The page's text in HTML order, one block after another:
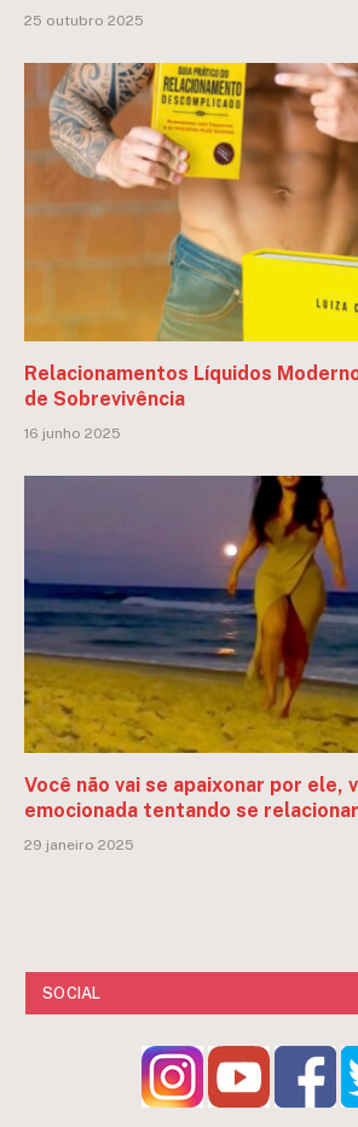
25 outubro 2025
Relacionamentos Líquidos
de Sobrevivência
16 junho 2025
Você não vai se apaixonar por ele,
emocionada tentando se relacionar
29 janeiro 2025
SOCIAL